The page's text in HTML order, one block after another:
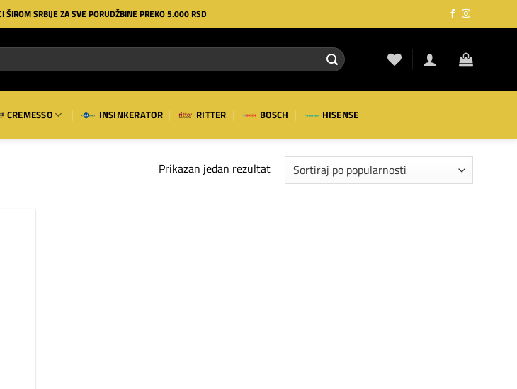
ŠIROM SRBIJE ZA SVE PORUDŽBINE PREKO 5.000 RSD
CREMESSO INSINKERATOR RITTER BOSCH HISENSE
Prikazan jedan rezultat